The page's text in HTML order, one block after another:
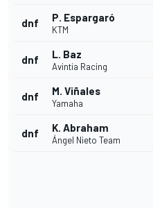
dnf P. Espargaró
KTM
dnf L. Baz
Avintia Racing
dnf M. Viñales
Yamaha
dnf K. Abraham
Ángel Nieto Team